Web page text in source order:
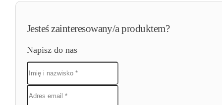
Jesteś zainteresowany/a produktem?
Napisz do nas